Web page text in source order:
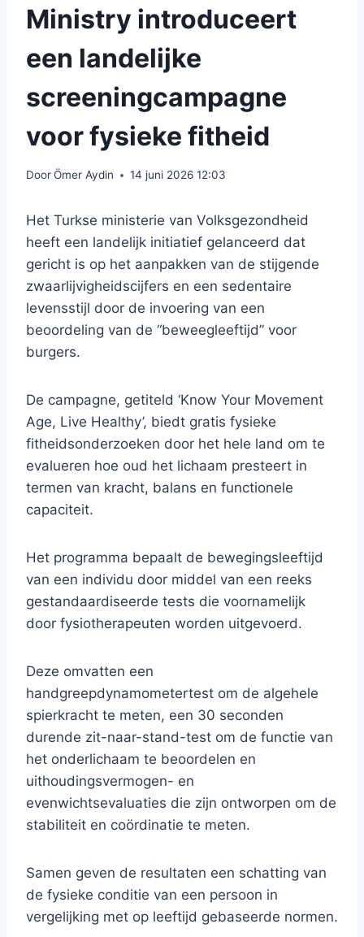
Ministry introduceert
een landelijke
screeningcampagne
voor fysieke fitheid
DoorÖmer Aydin 14 juni 2026 12:03
Het Turkse ministerie van Volksgezondheid
heeft een landelijk initiatief gelanceerd dat
gericht is op het aanpakken van de stijgende
zwaarlijvigheidscijfers en een sedentaire
levensstijl door de invoering van een
beoordeling van de “beweegleeftijd” voor
burgers.
De campagne, getiteld ‘Know Your Movement
Age, Live Healthy’, biedt gratis fysieke
fitheidsonderzoeken door het hele land om te
evalueren hoe oud het lichaam presteert in
termen van kracht, balans en functionele
capaciteit.
Het programma bepaalt de bewegingsleeftijd
van een individu door middel van een reeks
gestandaardiseerde tests die voornamelijk
door fysiotherapeuten worden uitgevoerd.
Deze omvatten een
handgreepdynamometertest om de algehele
spierkracht te meten, een 30 seconden
durende zit-naar-stand-test om de functie van
het onderlichaam te beoordelen en
uithoudingsvermogen- en
evenwichtsevaluaties die zijn ontworpen om de
stabiliteit en coördinatie te meten.
Samen geven de resultaten een schatting van
de fysieke conditie van een persoon in
vergelijking met op leeftijd gebaseerde normen.